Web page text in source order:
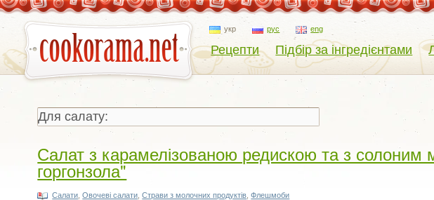
укр рус eng
Рецепти Підбір за інгредієнтами
Салат з карамелізованою редискою та з солоним
горгонзола"
Салати ,Овочеві салати ,Страви з молочних продуктів ,Флешмоби